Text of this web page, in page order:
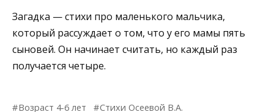
Загадка — стихи про маленького мальчика,
который рассуждает о том, что у его мамы пять
сыновей. Он начинает считать, но каждый раз
получается четыре.
Возраст 4-6 лет Стихи Осеевой В.А.